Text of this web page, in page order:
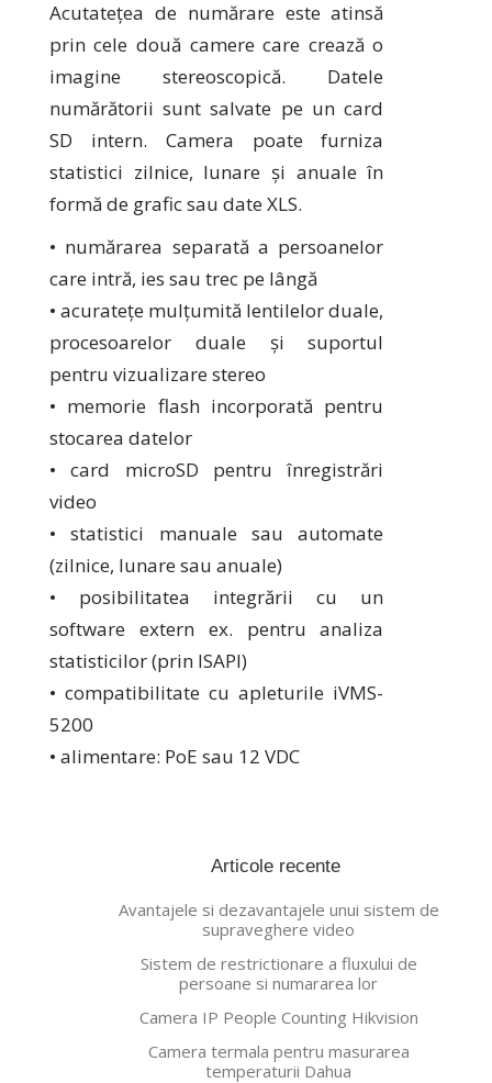
Acutatețea de numărare este atinsă
prin cele două camere care crează o
imagine stereoscopică. Datele
numărătorii sunt salvate pe un card
SD intern. Camera poate furniza
statistici zilnice, lunare și anuale în
formă de grafic sau date XLS.
• numărarea separată a persoanelor
care intră, ies sau trec pe lângă
• acuratețe mulțumită lentilelor duale,
procesoarelor duale și suportul
pentru vizualizare stereo
• memorie flash incorporată pentru
stocarea datelor
• card microSD pentru înregistrări
video
• statistici manuale sau automate
(zilnice, lunare sau anuale)
• posibilitatea integrării cu un
software extern ex. pentru analiza
statisticilor (prin ISAPI)
• compatibilitate cu apleturile iVMS-
5200
• alimentare: PoE sau 12 VDC
Articole recente
Avantajele si dezavantajele unui sistem de
supraveghere video
Sistem de restrictionare a fluxului de
persoane si numararea lor
Camera IP People Counting Hikvision
Camera termala pentru masurarea
temperaturii Dahua